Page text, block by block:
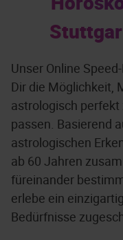
Unser Online
Dir die Möglichkeit,
astrologisch
passen. Basierend
astrologischen
ab 60 Jahren
füreinander
erlebe ein
Bedürfnisse